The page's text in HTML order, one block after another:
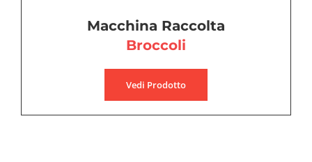
Macchina Raccolta
Broccoli
Vedi Prodotto